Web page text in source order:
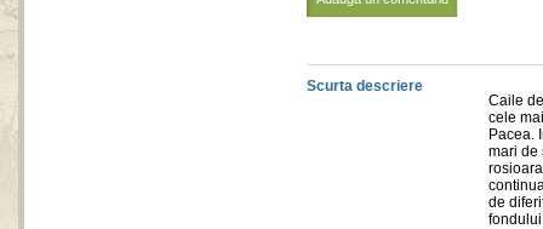
Scurta descriere
Caile
cele
Pacea.
mari de
de